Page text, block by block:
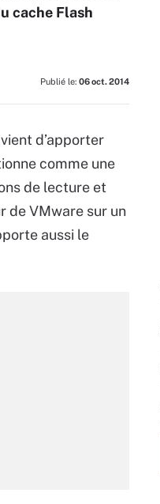
cache Flash
Publié le: 06 oct. 2014
d’apporter
comme une
de lecture et
de VMware sur un
aussi le